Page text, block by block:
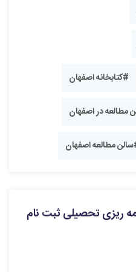
#کتابخانه اصفهان
مطالعه در اصفهان
مطالعه اصفهان
ریزی تحصیلی ثبت نام